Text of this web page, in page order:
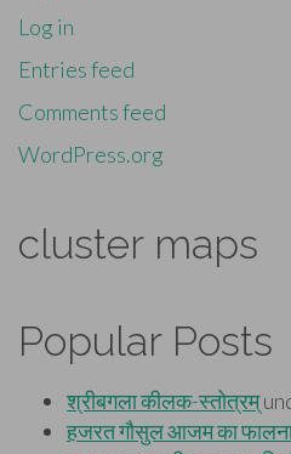
Log in
Entries feed
Comments feed
WordPress.org
cluster maps
Popular Posts